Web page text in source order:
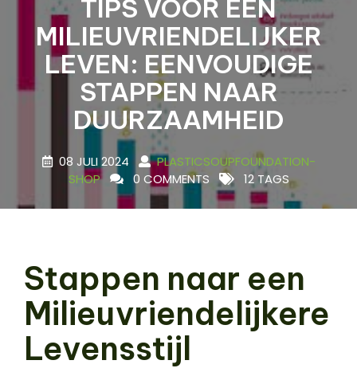
TIPS VOOR EEN
MILIEUVRIENDELIJKER
LEVEN: EENVOUDIGE
STAPPEN NAAR
DUURZAAMHEID
08 JULI 2024
PLASTICSOUPFOUNDATION-
SHOP
0 COMMENTS 12 TAGS
Stappen naar een
Milieuvriendelijkere
Levensstijl